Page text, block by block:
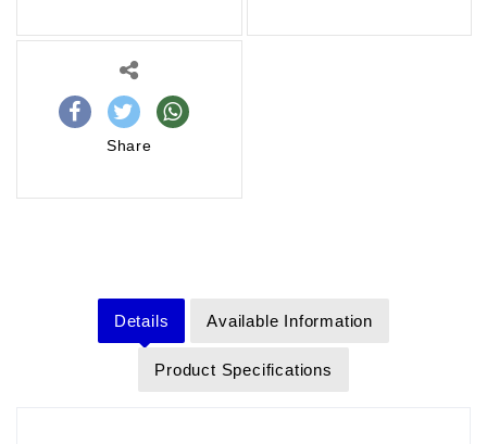
Share
Details Available Information
Product Specifications